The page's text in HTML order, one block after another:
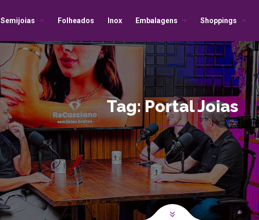
Semijoias Folheados Inox Embalagens Shoppings
Tag:Portal Joias